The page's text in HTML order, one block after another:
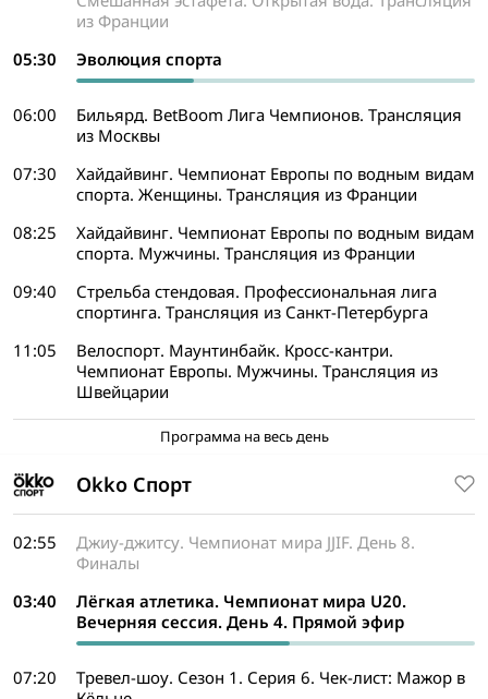
из Франции
05:30
Эволюция спорта
06:00
Бильярд. BetBoom Лига Чемпионов. Трансляция
из Москвы
07:30
Хайдайвинг. Чемпионат Европы по водным видам
спорта. Женщины. Трансляция из Франции
08:25
Хайдайвинг. Чемпионат Европы по водным видам
спорта. Мужчины. Трансляция из Франции
09:40
Стрельба стендовая. Профессиональная лига
спортинга. Трансляция из Санкт-Петербурга
11:05
Велоспорт. Маунтинбайк. Кросс-кантри.
Чемпионат Европы. Мужчины. Трансляция из
Швейцарии
Программа на весь день
Okko Спорт
02:55
Джиу-джитсу. Чемпионат мира JJIF. День 8.
Финалы
03:40
Лёгкая атлетика. Чемпионат мира U20.
Вечерняя сессия. День 4. Прямой эфир
07:20
Тревел-шоу. Сезон 1. Серия 6. Чек-лист: Мажор в